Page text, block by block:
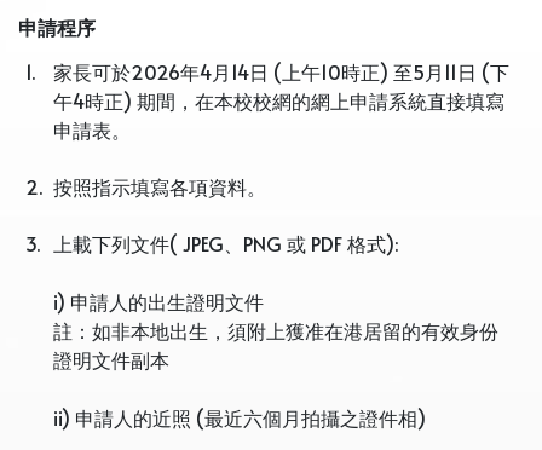
申請程序
1.
家長可於2026年4月14日 (上午10時正) 至5月11日 (下
午4時正) 期間，在本校校網的網上申請系統直接填寫
申請表。
2. 按照指示填寫各項資料。
3. 上載下列文件( JPEG、PNG 或 PDF 格式):
i) 申請人的出生證明文件
註：如非本地出生，須附上獲准在港居留的有效身份
證明文件副本
ii) 申請人的近照 (最近六個月拍攝之證件相)